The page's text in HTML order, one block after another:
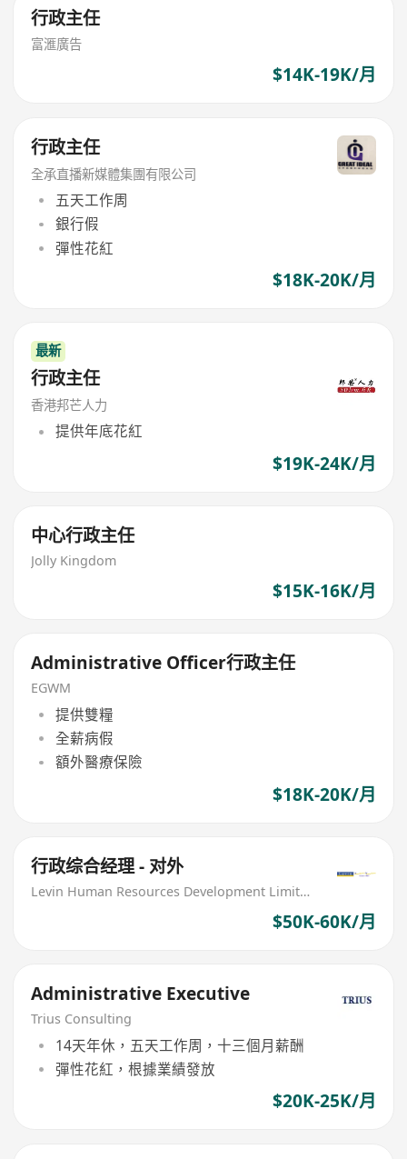
行政主任
富滙廣告
$14K-19K/月
行政主任
全承直播新媒體集團有限公司
五天工作周
銀行假
彈性花紅
$18K-20K/月
最新
行政主任
香港邦芒人力
提供年底花紅
$19K-24K/月
中心行政主任
Jolly Kingdom
$15K-16K/月
Administrative Officer行政主任
EGWM
提供雙糧
全薪病假
額外醫療保險
$18K-20K/月
行政综合经理 - 对外
Levin Human Resources Development Limited
$50K-60K/月
Administrative Executive
Trius Consulting
14天年休，五天工作周，十三個月薪酬
彈性花紅，根據業績發放
$20K-25K/月